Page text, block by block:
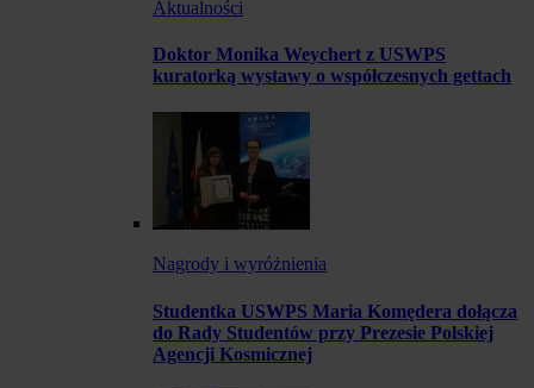
Aktualności
Doktor Monika Weychert z USWPS
kuratorką wystawy o współczesnych gettach
Nagrody i wyróżnienia
Studentka USWPS Maria Komędera dołącza
do Rady Studentów przy Prezesie Polskiej
Agencji Kosmicznej